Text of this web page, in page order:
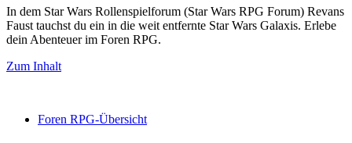
In dem Star Wars Rollenspielforum (Star Wars RPG Forum) Revans
Faust tauchst du ein in die weit entfernte Star Wars Galaxis. Erlebe
dein Abenteuer im Foren RPG.
Zum Inhalt
Foren RPG-Übersicht